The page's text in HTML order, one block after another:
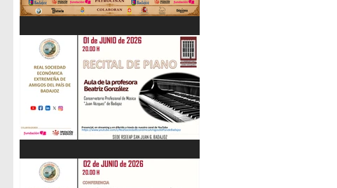
IV Jornadas Extremeñas sobre Los
Recital de Piano. Aula de la profesora
Beatriz González. 01/06/26